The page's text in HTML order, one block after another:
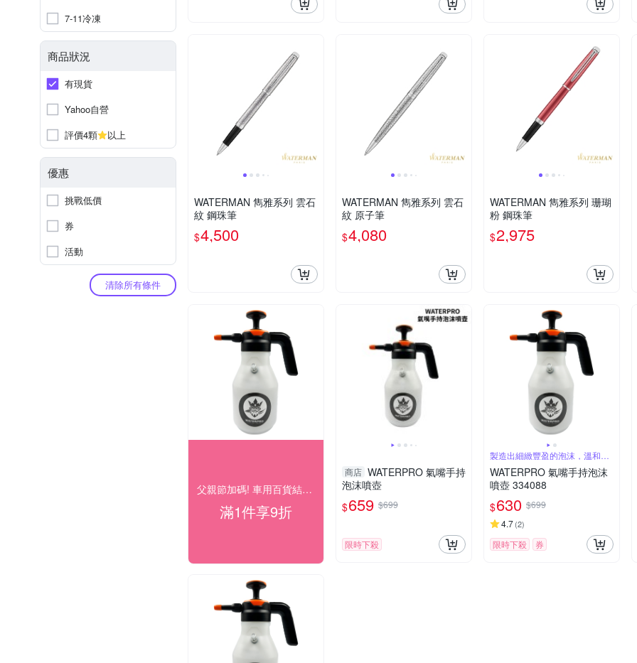
7-11冷凍
商品狀況
有現貨
Yahoo自營
評價4顆
以上
優惠
挑戰低價
券
活動
清除所有條件
WATERMAN 雋雅系列 雲石
紋 鋼珠筆
$4,500
WATERMAN 雋雅系列 雲石
紋 原子筆
$4,080
WATERMAN 雋雅系列 珊瑚
粉 鋼珠筆
$2,975
父親節加碼! 車用百貨結帳9折
滿1件享9折
商店 WATERPRO 氣嘴手持
泡沫噴壺
$659 $699
限時下殺
製造出細緻豐盈的泡沫，溫和卻
強效清潔
WATERPRO 氣嘴手持泡沫
噴壺 334088
$630 $699
4.7(2)
限時下殺 券